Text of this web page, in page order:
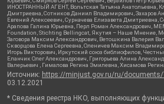
ИНОСТРАННЫЙ АГЕНТ, Вольтская Татьяна Анатольевна,
Дмитриевна, Сотников Даниил Владимирович, Захаров
Евгений Алексеевич, Сурначева Елизавета Дмитриевна,
Арапова Галина Юрьевна, Перл Роман Александрович,
Foundation, Stichting Bellingcat, Якутия – Наше Мнение,
Заговора Максим Александрович, Ветошкина Валерия
Скворцова Елена Сергеевна, Оленичев Максим
Игорь Викторович, Иркутский союз библиофилов,
Еланчик Олег Александрович, Григорьева Алина
Валерьевич , Гималова Регина Эмилевна, Хисамова
Источник: https://minjust.gov.ru/ru/
03.12.2021
* Сведения реестра НКО, выполняющих